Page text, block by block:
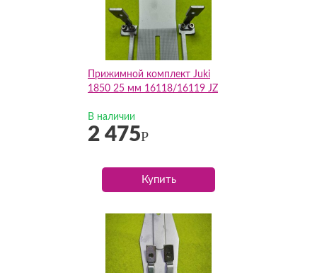
Прижимной комплект Juki
1850 25 мм 16118/16119 JZ
В наличии
2 475Р
Купить